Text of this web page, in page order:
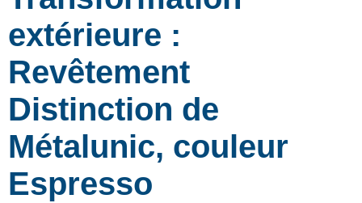
extérieure :
Revêtement
Distinction de
Métalunic, couleur
Espresso